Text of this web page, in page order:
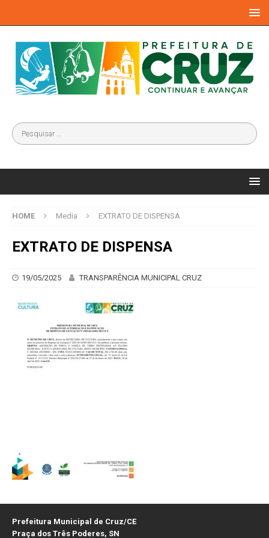
HOME Media EXTRATO DE DISPENSA
EXTRATO DE DISPENSA
19/05/2025 TRANSPARÊNCIA MUNICIPAL CRUZ
Prefeitura Municipal de Cruz/CE
Praça dos Três Poderes, SN